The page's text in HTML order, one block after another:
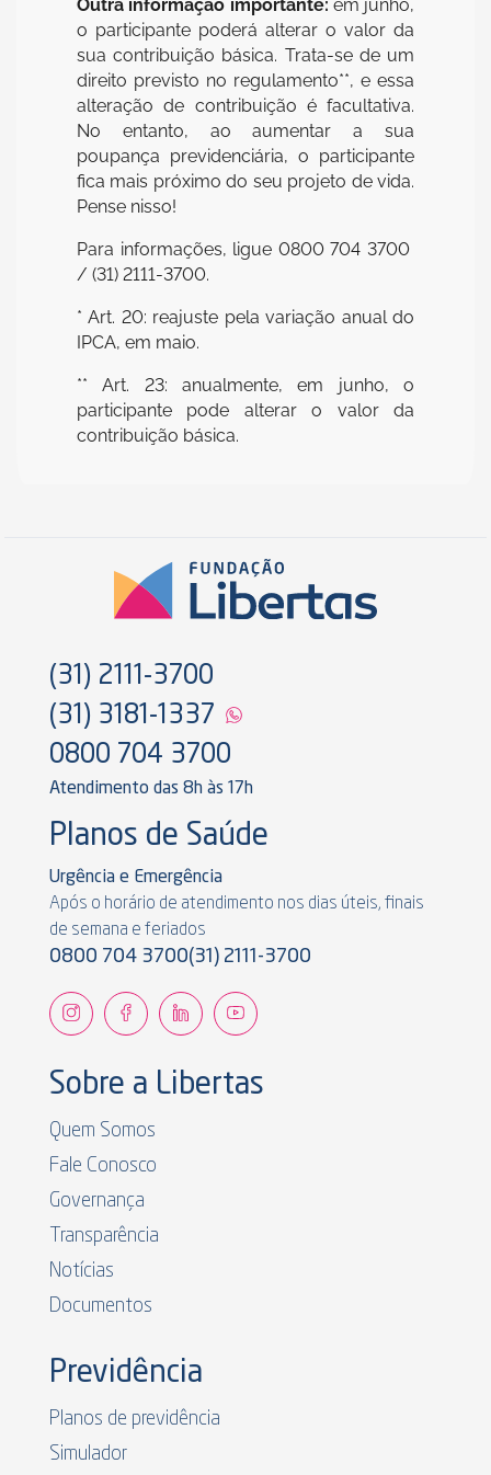
Outra informação importante: em junho,
o participante poderá alterar o valor da
sua contribuição básica. Trata-se de um
direito previsto no regulamento**, e essa
alteração de contribuição é facultativa.
No entanto, ao aumentar a sua
poupança previdenciária, o participante
fica mais próximo do seu projeto de vida.
Pense nisso!
Para informações, ligue 0800 704 3700
/ (31) 2111-3700.
* Art. 20: reajuste pela variação anual do
IPCA, em maio.
** Art. 23: anualmente, em junho, o
participante pode alterar o valor da
contribuição básica.
(31) 2111-3700
(31) 3181-1337
0800 704 3700
Atendimento das 8h às 17h
Planos de Saúde
Urgência e Emergência
Após o horário de atendimento nos dias úteis, finais
de semana e feriados
0800 704 3700(31) 2111-3700
Sobre a Libertas
Quem Somos
Fale Conosco
Governança
Transparência
Notícias
Documentos
Previdência
Planos de previdência
Simulador